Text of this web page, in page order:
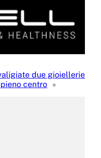
due gioiellerie
centro »